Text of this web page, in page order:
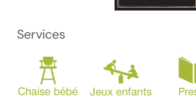
Services